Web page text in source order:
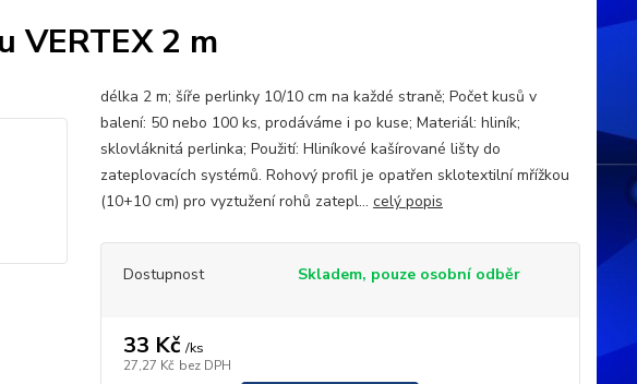
VERTEX 2 m
délka 2 m; šíře perlinky 10/10 cm na každé straně; Počet kusů v
balení: 50 nebo 100 ks, prodáváme i po kuse; Materiál: hliník;
sklovláknitá perlinka; Použití: Hliníkové kašírované lišty do
zateplovacích systémů. Rohový profil je opatřen sklotextilní mřížkou
(10+10 cm) pro vyztužení rohů zatepl... celý popis
Dostupnost Skladem, pouze osobní odběr
33 Kč /ks
27,27 Kč bez DPH